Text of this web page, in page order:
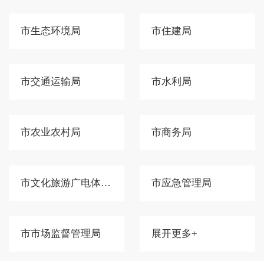
市生态环境局 市住建局
市交通运输局 市水利局
市农业农村局 市商务局
市文化旅游广电体育局 市应急管理局
市市场监督管理局 展开更多+